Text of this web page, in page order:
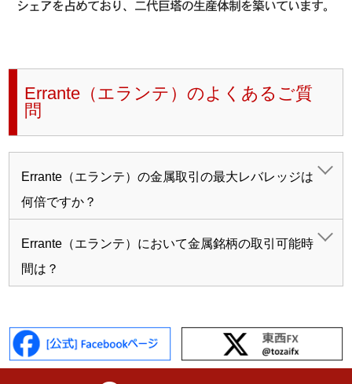
シェアを占めており、二代巨塔の生産体制を築いています。
Errante（エランテ）のよくあるご質
問
Errante（エランテ）の金属取引の最大レバレッジは
何倍ですか？
Errante（エランテ）において金属銘柄の取引可能時
間は？